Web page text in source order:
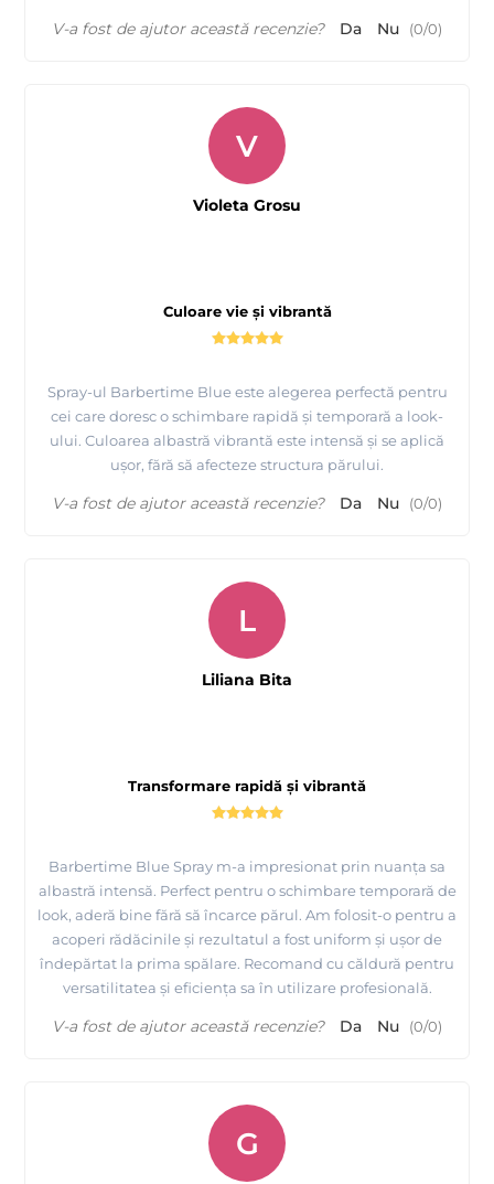
V-a fost de ajutor această recenzie? Da Nu (0/0)
Culoare vie și vibrantă
Spray-ul Barbertime Blue este alegerea perfectă pentru
cei care doresc o schimbare rapidă și temporară a look-
ului. Culoarea albastră vibrantă este intensă și se aplică
ușor, fără să afecteze structura părului.
V
Violeta Grosu
V-a fost de ajutor această recenzie? Da Nu (0/0)
Transformare rapidă și vibrantă
Barbertime Blue Spray m-a impresionat prin nuanța sa
albastră intensă. Perfect pentru o schimbare temporară de
look, aderă bine fără să încarce părul. Am folosit-o pentru a
acoperi rădăcinile și rezultatul a fost uniform și ușor de
îndepărtat la prima spălare. Recomand cu căldură pentru
versatilitatea și eficiența sa în utilizare profesională.
L
Liliana Bita
V-a fost de ajutor această recenzie? Da Nu (0/0)
G